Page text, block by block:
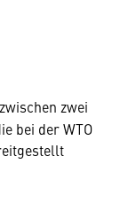
zwei
bei der WTO